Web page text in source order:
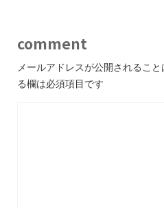
comment
メールアドレスが公開されること
る欄は必須項目です